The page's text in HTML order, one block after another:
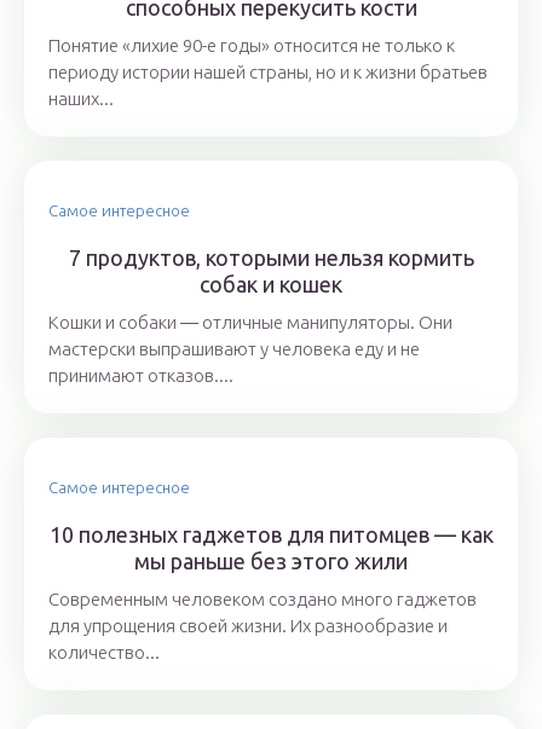
способных перекусить кости
Понятие «лихие 90-е годы» относится не только к
периоду истории нашей страны, но и к жизни братьев
наших...
Самое интересное
7 продуктов, которыми нельзя кормить
собак и кошек
Кошки и собаки ― отличные манипуляторы. Они
мастерски выпрашивают у человека еду и не
принимают отказов....
Самое интересное
10 полезных гаджетов для питомцев — как
мы раньше без этого жили
Современным человеком создано много гаджетов
для упрощения своей жизни. Их разнообразие и
количество...